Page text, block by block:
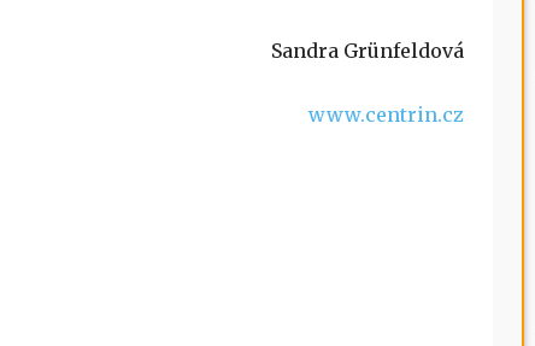
Sandra Grünfeldová
www.centrin.cz